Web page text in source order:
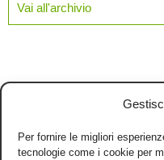
Per fornire le migliori
tecnologie come i cookie per
Vai all'archivio